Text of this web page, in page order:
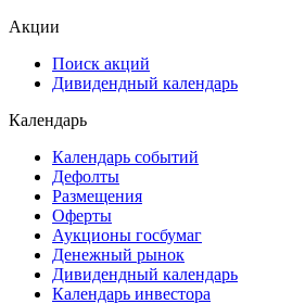
Акции
Поиск акций
Дивидендный календарь
Календарь
Календарь событий
Дефолты
Размещения
Оферты
Аукционы госбумаг
Денежный рынок
Дивидендный календарь
Календарь инвестора